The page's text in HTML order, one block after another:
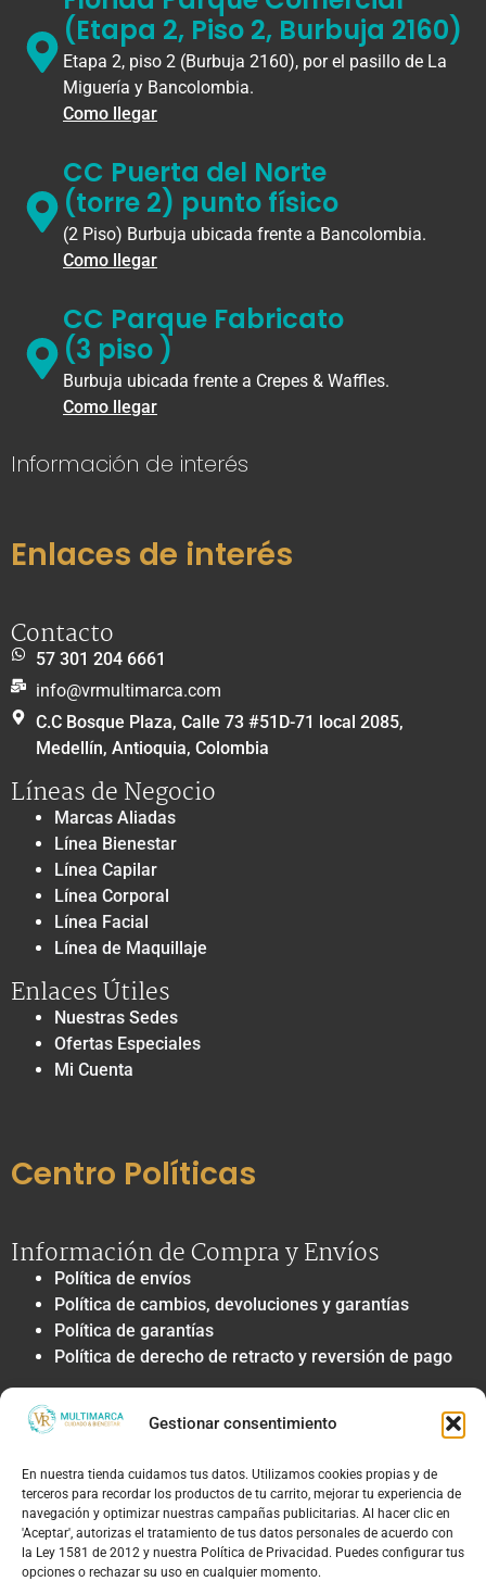
Gestionar consentimiento
En nuestra tienda cuidamos tus datos. Utilizamos cookies propias y de
terceros para recordar los productos de tu carrito, mejorar tu experiencia de
navegación y optimizar nuestras campañas publicitarias. Al hacer clic en
'Aceptar', autorizas el tratamiento de tus datos personales de acuerdo con
la Ley 1581 de 2012 y nuestra Política de Privacidad. Puedes configurar tus
opciones o rechazar su uso en cualquier momento.
(Etapa 2, Piso 2, Burbuja 2160)
Etapa 2, piso 2 (Burbuja 2160), por el pasillo de La
Miguería y Bancolombia.
Como llegar
CC Puerta del Norte
(torre 2) punto físico
(2 Piso) Burbuja ubicada frente a Bancolombia.
Como llegar
CC Parque Fabricato
(3 piso )
Burbuja ubicada frente a Crepes & Waffles.
Como llegar
Información de interés
Enlaces de interés
Contacto
57 301 204 6661
info@vrmultimarca.com
C.C Bosque Plaza, Calle 73 #51D-71 local 2085,
Medellín, Antioquia, Colombia
Líneas de Negocio
Marcas Aliadas
Línea Bienestar
Línea Capilar
Línea Corporal
Línea Facial
Línea de Maquillaje
Enlaces Útiles
Nuestras Sedes
Ofertas Especiales
Mi Cuenta
Centro Políticas
Información de Compra y Envíos
Política de envíos
Política de cambios, devoluciones y garantías
Política de garantías
Política de derecho de retracto y reversión de pago
Privacidad y Tratamiento de Datos
Política de privacidad y tratamiento de datos
Autorización de contacto, marketing y
comunicaciones comerciales
Política de cookies
Términos Legales y Soporte